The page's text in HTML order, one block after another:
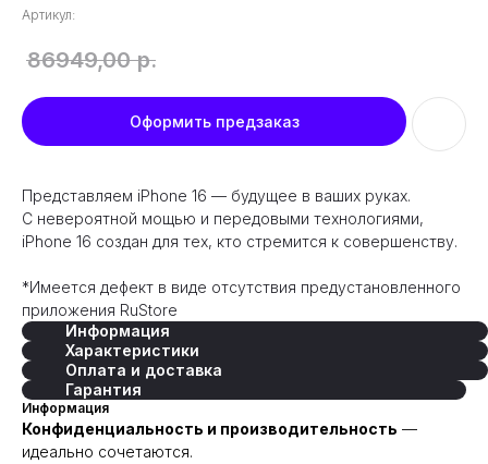
Артикул:
86949,00 р.
Оформить предзаказ
Представляем iPhone 16 — будущее в ваших руках.
С невероятной мощью и передовыми технологиями,
iPhone 16 создан для тех, кто стремится к совершенству.
*Имеется дефект в виде отсутствия предустановленного
приложения RuStore
Информация
Характеристики
Оплата и доставка
Гарантия
Информация
Конфиденциальность и производительность —
идеально сочетаются.